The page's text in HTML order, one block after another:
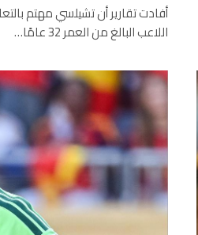
أفادت تقارير أن تشيلسي مهتم
اللاعب البالغ من العمر 32 عامًا…